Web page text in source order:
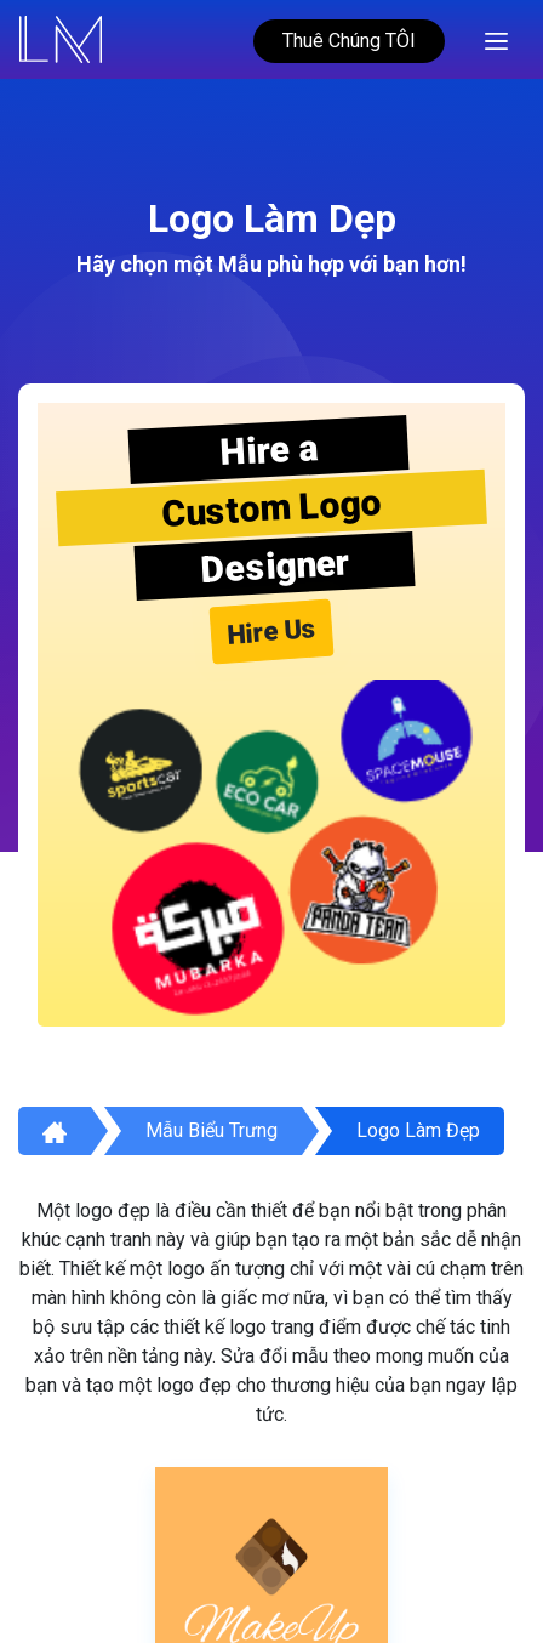
Thuê Chúng TÔI
Logo Làm Dẹp
Hãy chọn một Mẫu phù hợp với bạn hơn!
Hire a
Custom Logo
Designer
Hire Us
Mẫu Biểu Trưng Logo Làm Đẹp
Một logo đẹp là điều cần thiết để bạn nổi bật trong phân
khúc cạnh tranh này và giúp bạn tạo ra một bản sắc dễ nhận
biết. Thiết kế một logo ấn tượng chỉ với một vài cú chạm trên
màn hình không còn là giấc mơ nữa, vì bạn có thể tìm thấy
bộ sưu tập các thiết kế logo trang điểm được chế tác tinh
xảo trên nền tảng này. Sửa đổi mẫu theo mong muốn của
bạn và tạo một logo đẹp cho thương hiệu của bạn ngay lập
tức.